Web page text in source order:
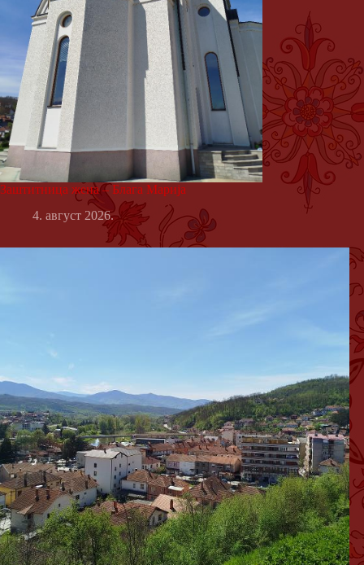
Заштитница жена – Блага Марија
4. август 2026.